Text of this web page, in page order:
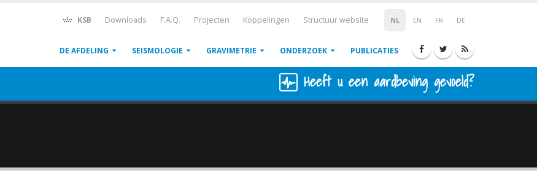
NL EN FR DE
KSB Downloads F.A.Q. Projecten Koppelingen Structuur website
DE AFDELING SEISMOLOGIE GRAVIMETRIE ONDERZOEK PUBLICATIES
Heeft u een aardbeving gevoeld?